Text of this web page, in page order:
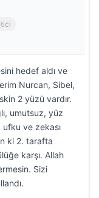
hedef aldı ve
Nurcan, Sibel,
2 yüzü vardır.
umutsuz, yüz
ufku ve zekası
ki 2. tarafta
karşı. Allah
Sizi